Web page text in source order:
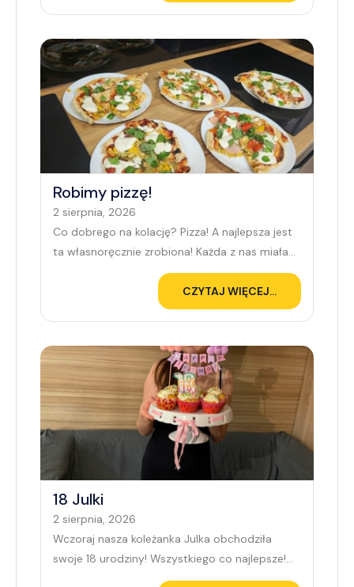
Robimy pizzę!
2 sierpnia, 2026
Co dobrego na kolację? Pizza! A najlepsza jest
ta własnoręcznie zrobiona! Każda z nas miała
okazję zrealizować swój autorski przepis
CZYTAJ WIĘCEJ...
18 Julki
2 sierpnia, 2026
Wczoraj nasza koleżanka Julka obchodziła
swoje 18 urodziny! Wszystkiego co najlepsze!
Samych szczęśliwych chwil i dobrych wyborów!